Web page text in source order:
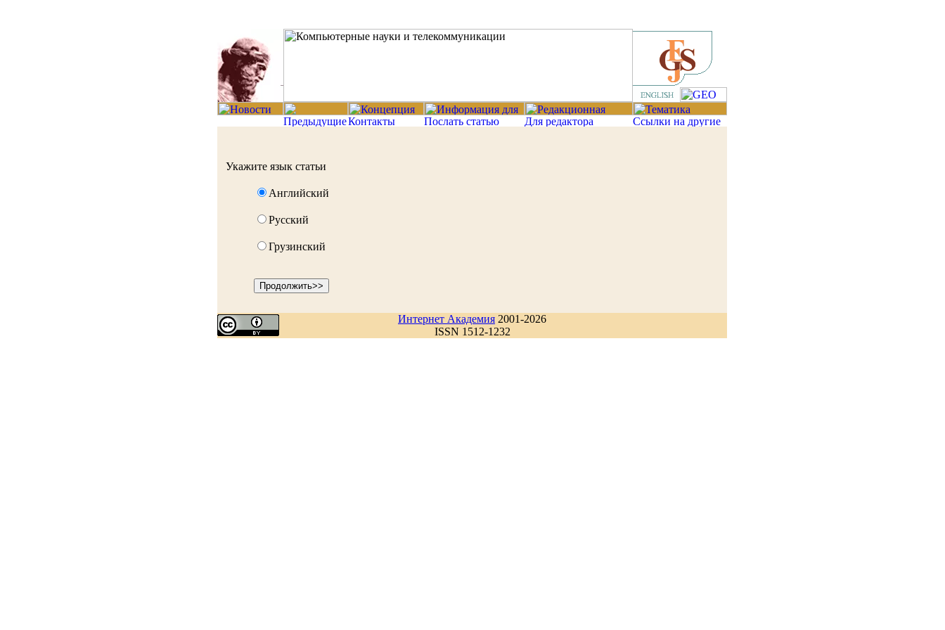
Укажите язык статьи
Английский
Русский
Грузинский
Интернет Академия 2001-2026
ISSN 1512-1232